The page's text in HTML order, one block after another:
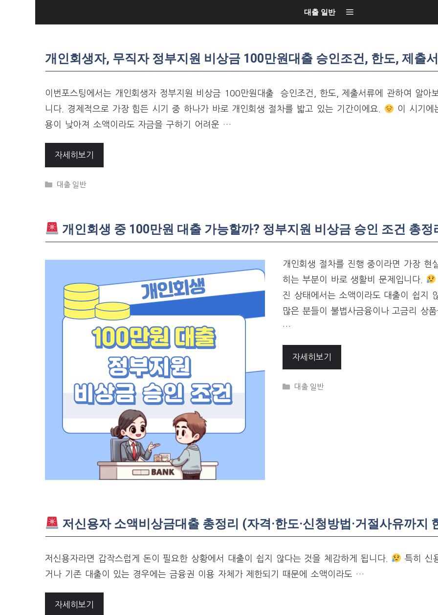
대출 일반
개인회생자, 무직자 정부지원 비상금 100만원대출 승인조건, 한도, 제출
이번포스팅에서는 개인회생자 정부지원 비상금 100만원대출 승인조건, 한도, 제출서류에 관하여 알아
니다. 경제적으로 가장 힘든 시기 중 하나가 바로 개인회생 절차를 밟고 있는 기간이에요.
이 시기에
용이 낮아져 소액이라도 자금을 구하기 어려운 …
자세히보기
Categories
대출 일반
개인회생 중 100만원 대출 가능할까? 정부지원 비상금 승인 조건 총정
개인회생 절차를 진행 중이라면 가장 현
히는 부분이 바로 생활비 문제입니다.
진 상태에서는 소액이라도 대출이 쉽지
많은 분들이 불법사금융이나 고금리 상품
…
자세히보기
Categories
대출 일반
저신용자 소액비상금대출 총정리 (자격·한도·신청방법·거절사유까지
저신용자라면 갑작스럽게 돈이 필요한 상황에서 대출이 쉽지 않다는 것을 체감하게 됩니다.
특히 신
거나 기존 대출이 있는 경우에는 금융권 이용 자체가 제한되기 때문에 소액이라도 …
자세히보기